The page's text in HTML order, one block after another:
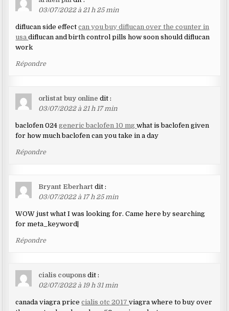
03/07/2022 à 21 h 25 min
diflucan side effectcan you buy diflucan over the counter in
usadiflucan and birth control pills how soon should diflucan
work
Répondre
orlistat buy online dit :
03/07/2022 à 21 h 17 min
baclofen 024generic baclofen 10 mgwhat is baclofen given
for how much baclofen can you take in a day
Répondre
Bryant Eberhart dit :
03/07/2022 à 17 h 25 min
WOW just what I was looking for. Came here by searching
for meta_keyword|
Répondre
cialis coupons dit :
02/07/2022 à 19 h 31 min
canada viagra pricecialis otc 2017viagra where to buy over